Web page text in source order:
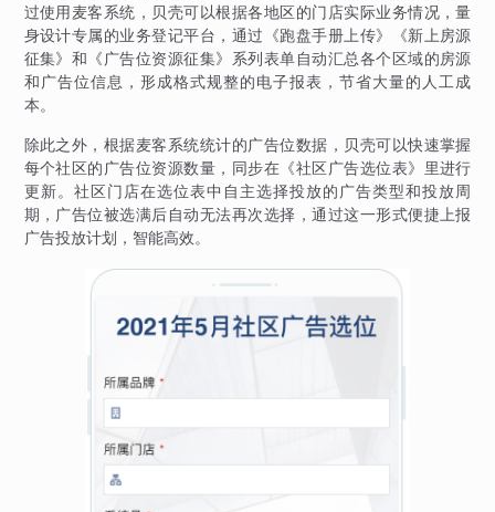
过使用麦客系统，贝壳可以根据各地区的门店实际业务情况，量
身设计专属的业务登记平台，通过《跑盘手册上传》《新上房源
征集》和《广告位资源征集》系列表单自动汇总各个区域的房源
和广告位信息，形成格式规整的电子报表，节省大量的人工成
本。
除此之外，根据麦客系统统计的广告位数据，贝壳可以快速掌握
每个社区的广告位资源数量，同步在《社区广告选位表》里进行
更新。社区门店在选位表中自主选择投放的广告类型和投放周
期，广告位被选满后自动无法再次选择，通过这一形式便捷上报
广告投放计划，智能高效。